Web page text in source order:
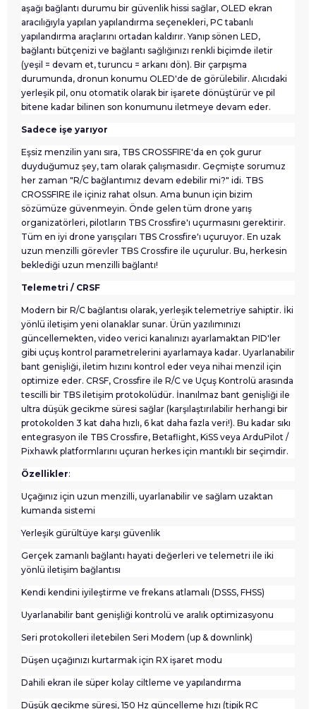
aşağı bağlantı durumu bir güvenlik hissi sağlar, OLED ekran
aracılığıyla yapılan yapılandırma seçenekleri, PC tabanlı
yapılandırma araçlarını ortadan kaldırır. Yanıp sönen LED,
bağlantı bütçenizi ve bağlantı sağlığınızı renkli biçimde iletir
(yeşil = devam et, turuncu = arkanı dön). Bir çarpışma
durumunda, dronun konumu OLED'de de görülebilir. Alıcıdaki
yerleşik pil, onu otomatik olarak bir işarete dönüştürür ve pil
bitene kadar bilinen son konumunu iletmeye devam eder.
Sadece işe yarıyor
Eşsiz menzilin yanı sıra, TBS CROSSFIRE'da en çok gurur
duyduğumuz şey, tam olarak çalışmasıdır. Geçmişte sorumuz
her zaman "R/C bağlantımız devam edebilir mi?" idi. TBS
CROSSFIRE ile içiniz rahat olsun. Ama bunun için bizim
sözümüze güvenmeyin. Önde gelen tüm drone yarış
organizatörleri, pilotların TBS Crossfire'ı uçurmasını gerektirir.
Tüm en iyi drone yarışçıları TBS Crossfire'ı uçuruyor. En uzak
uzun menzilli görevler TBS Crossfire ile uçurulur. Bu, herkesin
beklediği uzun menzilli bağlantı!
Telemetri / CRSF
Modern bir R/C bağlantısı olarak, yerleşik telemetriye sahiptir. İki
yönlü iletişim yeni olanaklar sunar. Ürün yazılımınızı
güncellemekten, video verici kanalınızı ayarlamaktan PID'ler
gibi uçuş kontrol parametrelerini ayarlamaya kadar. Uyarlanabilir
bant genişliği, iletim hızını kontrol eder veya nihai menzil için
optimize eder. CRSF, Crossfire ile R/C ve Uçuş Kontrolü arasında
tescilli bir TBS iletişim protokolüdür. İnanılmaz bant genişliği ile
ultra düşük gecikme süresi sağlar (karşılaştırılabilir herhangi bir
protokolden 3 kat daha hızlı, 6 kat daha fazla veri!). Bu kadar sıkı
entegrasyon ile TBS Crossfire, Betaflight, KiSS veya ArduPilot /
Pixhawk platformlarını uçuran herkes için mantıklı bir seçimdir.
Özellikler:
Uçağınız için uzun menzilli, uyarlanabilir ve sağlam uzaktan
kumanda sistemi
Yerleşik gürültüye karşı güvenlik
Gerçek zamanlı bağlantı hayati değerleri ve telemetri ile iki
yönlü iletişim bağlantısı
Kendi kendini iyileştirme ve frekans atlamalı (DSSS, FHSS)
Uyarlanabilir bant genişliği kontrolü ve aralık optimizasyonu
Seri protokolleri iletebilen Seri Modem (up & downlink)
Düşen uçağınızı kurtarmak için RX işaret modu
Dahili ekran ile süper kolay ciltleme ve yapılandırma
Düşük gecikme süresi, 150 Hz güncelleme hızı (tipik RC